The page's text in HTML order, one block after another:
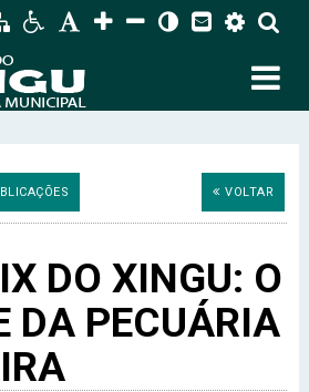
VOLTAR
DO XINGU: O
DA PECUÁRIA